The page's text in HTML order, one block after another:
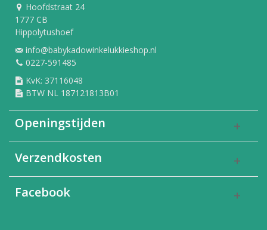
Hoofdstraat 24
1777 CB
Hippolytushoef
info@babykadowinkelukkieshop.nl
0227-591485
KvK: 37116048
BTW NL 187121813B01
Openingstijden
Verzendkosten
Facebook